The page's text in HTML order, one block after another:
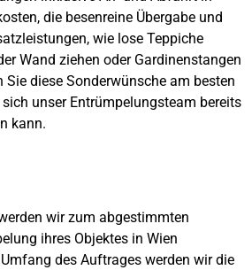
die besenreine Übergabe und
wie lose Teppiche
Wand ziehen oder Gardinenstangen
Sie diese Sonderwünsche am besten
unser Entrümpelungsteam bereits
kann.
wir zum abgestimmten
ihres Objektes in Wien
des Auftrages werden wir die